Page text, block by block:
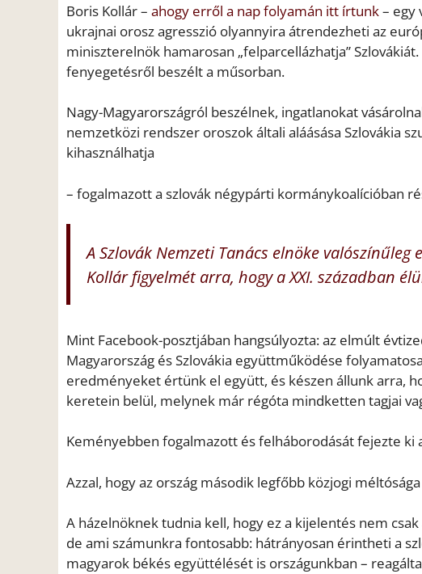
Boris Kollár – ahogy erről a nap folyamán itt írtunk– egy
ukrajnai orosz agresszió olyannyira átrendezheti az
miniszterelnök hamarosan „felparcellázhatja”
fenyegetésről beszélt a műsorban.
Nagy-Magyarországról beszélnek, ingatlanokat
nemzetközi rendszer oroszok általi aláásása Szlovákia
kihasználhatja
– fogalmazott a szlovák négypárti kormánykoalícióban
A Szlovák Nemzeti Tanács elnöke
Kollár figyelmét arra, hogy a XXI. században
Mint Facebook-posztjában hangsúlyozta: az elmúlt
Magyarország és Szlovákia együttműködése
eredményeket értünk el együtt, és készen állunk arra,
keretein belül, melynek már régóta mindketten tagjai
Keményebben fogalmazott és felháborodását fejezte ki
Azzal, hogy az ország második legfőbb közjogi
A házelnöknek tudnia kell, hogy ez a kijelentés nem
de ami számunkra fontosabb: hátrányosan érintheti a
magyarok békés együttélését is országunkban –